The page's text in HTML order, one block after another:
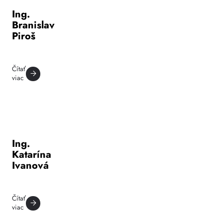
Ing.
Branislav
Piroš
Čítať
viac
Ing.
Katarína
Ivanová
Čítať
viac